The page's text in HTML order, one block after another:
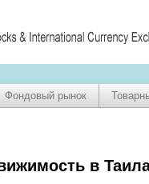
Фондовый рынок
в